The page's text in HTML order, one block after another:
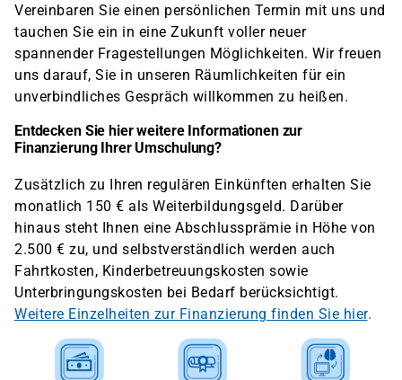
Vereinbaren Sie einen persönlichen Termin mit uns und
tauchen Sie ein in eine Zukunft voller neuer
spannender Fragestellungen Möglichkeiten. Wir freuen
uns darauf, Sie in unseren Räumlichkeiten für ein
unverbindliches Gespräch willkommen zu heißen.
Entdecken Sie hier weitere Informationen zur
Finanzierung Ihrer Umschulung?
Zusätzlich zu Ihren regulären Einkünften erhalten Sie
monatlich 150 € als Weiterbildungsgeld. Darüber
hinaus steht Ihnen eine Abschlussprämie in Höhe von
2.500 € zu, und selbstverständlich werden auch
Fahrtkosten, Kinderbetreuungskosten sowie
Unterbringungskosten bei Bedarf berücksichtigt.
Weitere Einzelheiten zur Finanzierung finden Sie hier.